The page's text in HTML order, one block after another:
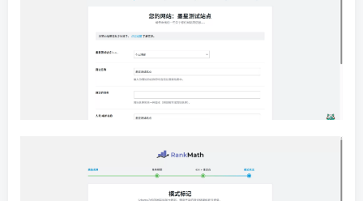
墨星打赏充电